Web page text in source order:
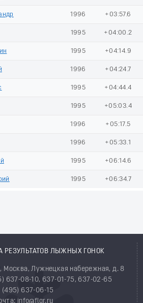
1996 +03:57.6
1995 +04:00.2
1995 +04:14.9
1996 +04:24.7
1995 +04:44.4
1995 +05:03.4
1996 +05:17.5
1996 +05:33.1
1995 +06:14.6
1995 +06:34.7
РЕЗУЛЬТАТОВ ЛЫЖНЫХ ГОНОК
Москва, Лужнецкая набережная, д. 8
637-08-10, 637-01-75, 637-02-65
(495) 637-06-15
info@flgr.ru